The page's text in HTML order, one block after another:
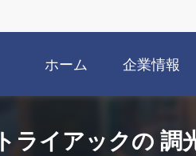
ホーム 企業情報
トライアックの 調